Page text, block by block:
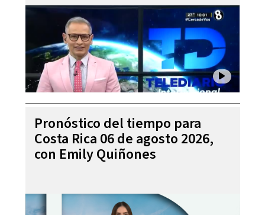
Pronóstico del tiempo para
Costa Rica 06 de agosto 2026,
con Emily Quiñones